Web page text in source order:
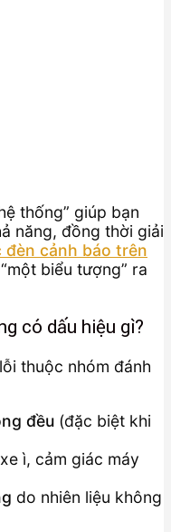
thống” giúp bạn
năng, đồng thời giải
đèn cảnh báo trên
biểu tượng” ra
có dấu hiệu gì?
thuộc nhóm đánh
đều (đặc biệt khi
ì, cảm giác máy
do nhiên liệu không